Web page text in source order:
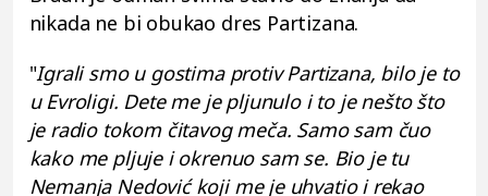
nikada ne bi obukao dres Partizana.
"Igrali smo u gostima protiv Partizana, bilo je to
u Evroligi. Dete me je pljunulo i to je nešto što
je radio tokom čitavog meča. Samo sam čuo
kako me pljuje i okrenuo sam se. Bio je tu
Nemanja Nedović koji me je uhvatio i rekao